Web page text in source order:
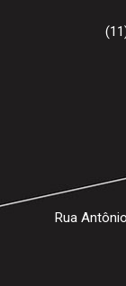
Rua